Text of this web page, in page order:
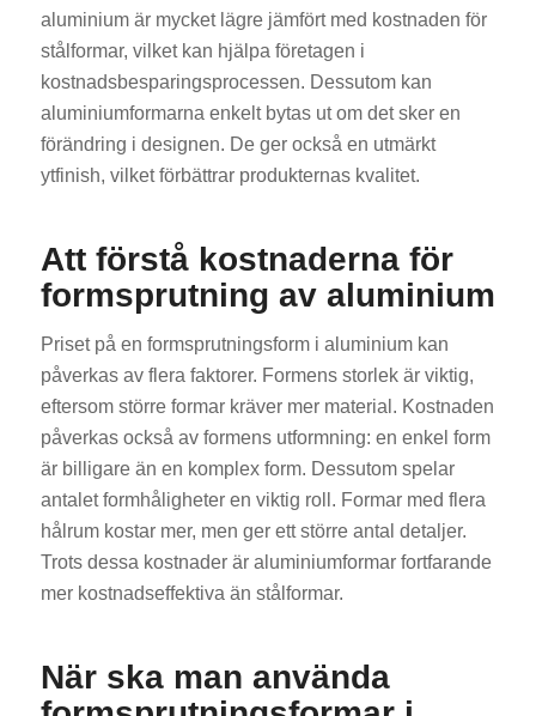
aluminium är mycket lägre jämfört med kostnaden för
stålformar, vilket kan hjälpa företagen i
kostnadsbesparingsprocessen. Dessutom kan
aluminiumformarna enkelt bytas ut om det sker en
förändring i designen. De ger också en utmärkt
ytfinish, vilket förbättrar produkternas kvalitet.
Att förstå kostnaderna för
formsprutning av aluminium
Priset på en formsprutningsform i aluminium kan
påverkas av flera faktorer. Formens storlek är viktig,
eftersom större formar kräver mer material. Kostnaden
påverkas också av formens utformning: en enkel form
är billigare än en komplex form. Dessutom spelar
antalet formhåligheter en viktig roll. Formar med flera
hålrum kostar mer, men ger ett större antal detaljer.
Trots dessa kostnader är aluminiumformar fortfarande
mer kostnadseffektiva än stålformar.
När ska man använda